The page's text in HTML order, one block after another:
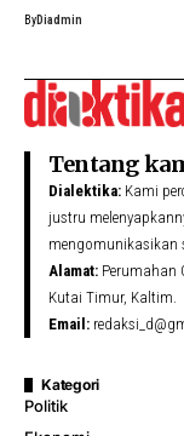
ByDiadmin
Tentang
Dialektika: Kami
justru
mengomunikasikan
Alamat: Perumahan
Kutai Timur, Kaltim.
Email:
Kategori
Politik